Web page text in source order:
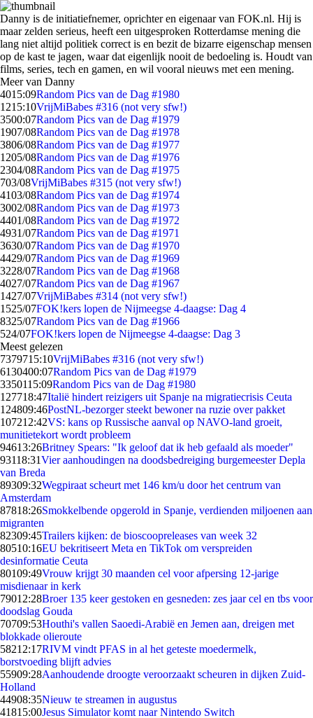
Danny is de initiatiefnemer, oprichter en eigenaar van FOK.nl. Hij is
maar zelden serieus, heeft een uitgesproken Rotterdamse mening die
lang niet altijd politiek correct is en bezit de bizarre eigenschap mensen
op de kast te jagen, waar dat eigenlijk nooit de bedoeling is. Houdt van
films, series, tech en gamen, en wil vooral nieuws met een mening.
Meer van Danny
4015:09Random Pics van de Dag #1980
1215:10VrijMiBabes #316 (not very sfw!)
3500:07Random Pics van de Dag #1979
1907/08Random Pics van de Dag #1978
3806/08Random Pics van de Dag #1977
1205/08Random Pics van de Dag #1976
2304/08Random Pics van de Dag #1975
703/08VrijMiBabes #315 (not very sfw!)
4103/08Random Pics van de Dag #1974
3002/08Random Pics van de Dag #1973
4401/08Random Pics van de Dag #1972
4931/07Random Pics van de Dag #1971
3630/07Random Pics van de Dag #1970
4429/07Random Pics van de Dag #1969
3228/07Random Pics van de Dag #1968
4027/07Random Pics van de Dag #1967
1427/07VrijMiBabes #314 (not very sfw!)
1525/07FOK!kers lopen de Nijmeegse 4-daagse: Dag 4
8325/07Random Pics van de Dag #1966
524/07FOK!kers lopen de Nijmeegse 4-daagse: Dag 3
Meest gelezen
7379715:10VrijMiBabes #316 (not very sfw!)
6130400:07Random Pics van de Dag #1979
3350115:09Random Pics van de Dag #1980
127718:47Italië hindert reizigers uit Spanje na migratiecrisis Ceuta
124809:46PostNL-bezorger steekt bewoner na ruzie over pakket
107212:42VS: kans op Russische aanval op NAVO-land groeit,
munitietekort wordt probleem
94613:26Britney Spears: "Ik geloof dat ik heb gefaald als moeder"
93118:31Vier aanhoudingen na doodsbedreiging burgemeester Depla
van Breda
89309:32Wegpiraat scheurt met 146 km/u door het centrum van
Amsterdam
87818:26Smokkelbende opgerold in Spanje, verdienden miljoenen aan
migranten
82309:45Trailers kijken: de bioscoopreleases van week 32
80510:16EU bekritiseert Meta en TikTok om verspreiden
desinformatie Ceuta
80109:49Vrouw krijgt 30 maanden cel voor afpersing 12-jarige
misdienaar in kerk
79012:28Broer 135 keer gestoken en gesneden: zes jaar cel en tbs voor
doodslag Gouda
70709:53Houthi's vallen Saoedi-Arabië en Jemen aan, dreigen met
blokkade olieroute
58212:17RIVM vindt PFAS in al het geteste moedermelk,
borstvoeding blijft advies
55909:28Aanhoudende droogte veroorzaakt scheuren in dijken Zuid-
Holland
44908:35Nieuw te streamen in augustus
41815:00Jesus Simulator komt naar Nintendo Switch